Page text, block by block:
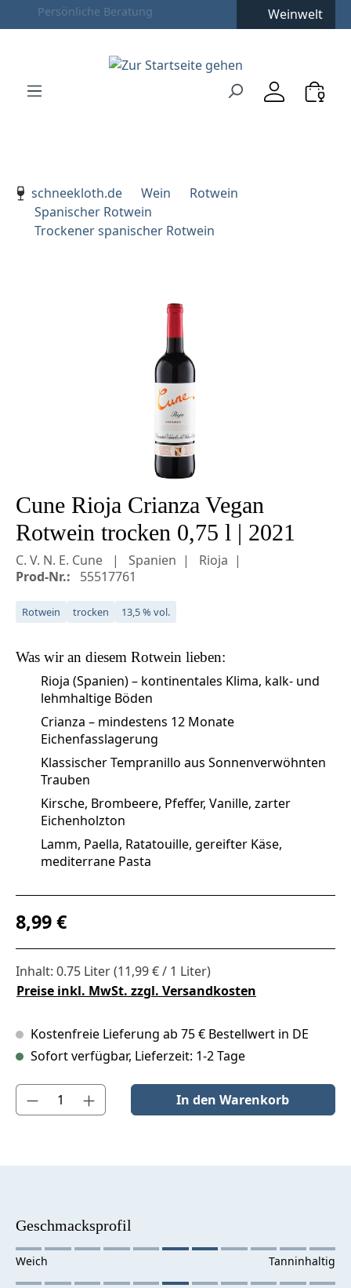
Zum Hauptinhalt springen
Zur Hauptnavigation springen
Weinwelt
schneekloth.de
Wein
Rotwein
Spanischer Rotwein
Trockener spanischer Rotwein
Bildergalerie überspringen
Cune Rioja Crianza Vegan
Rotwein trocken 0,75 l | 2021
C. V. N. E. Cune Spanien
Rioja
Prod-Nr.:
55517761
Rotwein trocken 13,5 % vol.
Was wir an diesem Rotwein lieben:
Rioja (Spanien) – kontinentales Klima, kalk- und
lehmhaltige Böden
Crianza – mindestens 12 Monate
Eichenfasslagerung
Klassischer Tempranillo aus Sonnenverwöhnten
Trauben
Kirsche, Brombeere, Pfeffer, Vanille, zarter
Eichenholzton
Lamm, Paella, Ratatouille, gereifter Käse,
mediterrane Pasta
Regulärer Preis:
8,99 €
Inhalt: 0.75 Liter(11,99 € / 1 Liter)
Preise inkl. MwSt. zzgl. Versandkosten
Kostenfreie Lieferung ab 75 € Bestellwert in DE
Sofort verfügbar, Lieferzeit: 1-2 Tage
Produkt Anzahl: Gib den gewünschten Wert ein oder benutze
In den Warenkorb
Geschmacksprofil